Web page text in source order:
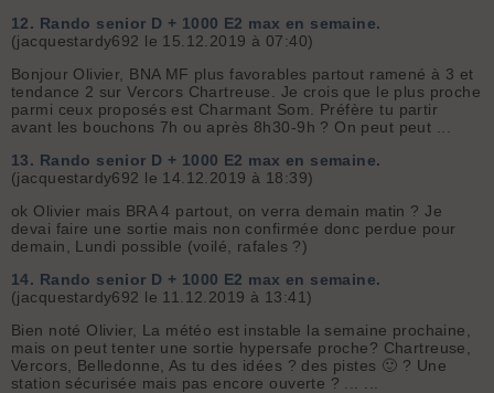
12. Rando senior D + 1000 E2 max en semaine.
(jacquestardy692 le 15.12.2019 à 07:40)
Bonjour Olivier, BNA MF plus favorables partout ramené à 3 et
tendance 2 sur Vercors Chartreuse. Je crois que le plus proche
parmi ceux proposés est Charmant Som. Préfère tu partir
avant les bouchons 7h ou après 8h30-9h ? On peut peut ...
13. Rando senior D + 1000 E2 max en semaine.
(jacquestardy692 le 14.12.2019 à 18:39)
ok Olivier mais BRA 4 partout, on verra demain matin ? Je
devai faire une sortie mais non confirmée donc perdue pour
demain, Lundi possible (voilé, rafales ?)
14. Rando senior D + 1000 E2 max en semaine.
(jacquestardy692 le 11.12.2019 à 13:41)
Bien noté Olivier, La météo est instable la semaine prochaine,
mais on peut tenter une sortie hypersafe proche? Chartreuse,
Vercors, Belledonne, As tu des idées ? des pistes 🙂 ? Une
station sécurisée mais pas encore ouverte ? ... ...